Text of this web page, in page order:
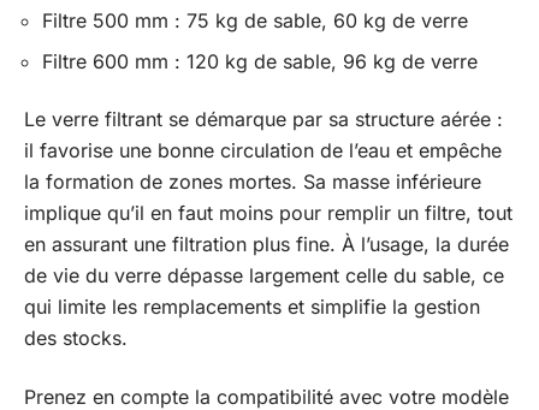
Filtre 500 mm : 75 kg de sable, 60 kg de verre
Filtre 600 mm : 120 kg de sable, 96 kg de verre
Le verre filtrant se démarque par sa structure aérée :
il favorise une bonne circulation de l’eau et empêche
la formation de zones mortes. Sa masse inférieure
implique qu’il en faut moins pour remplir un filtre, tout
en assurant une filtration plus fine. À l’usage, la durée
de vie du verre dépasse largement celle du sable, ce
qui limite les remplacements et simplifie la gestion
des stocks.
Prenez en compte la compatibilité avec votre modèle